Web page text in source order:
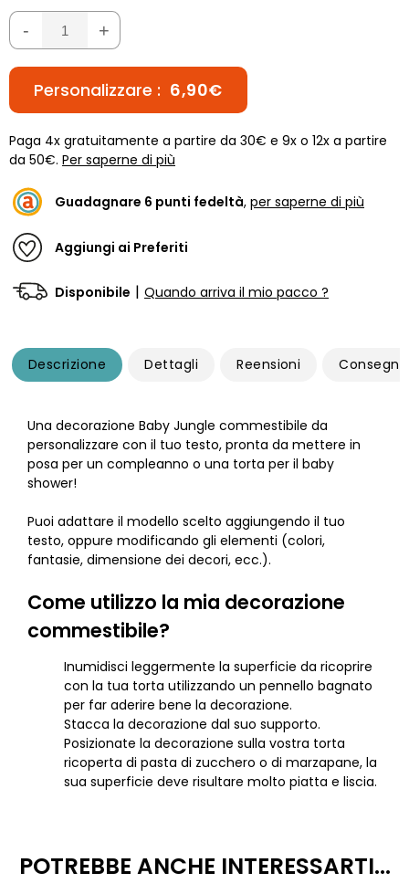
- +
Personalizzare : 6,90€
Paga 4x gratuitamente a partire da 30€ e 9x o 12x a partire
da 50€. Per saperne di più
Guadagnare 6 punti fedeltà, per saperne di più
Aggiungi ai Preferiti
Disponibile | Quando arriva il mio pacco ?
Descrizione Dettagli Reensioni Consegna
Una decorazione Baby Jungle commestibile da
personalizzare con il tuo testo, pronta da mettere in
posa per un compleanno o una torta per il baby
shower!
Puoi adattare il modello scelto aggiungendo il tuo
testo, oppure modificando gli elementi (colori,
fantasie, dimensione dei decori, ecc.).
Come utilizzo la mia decorazione
commestibile?
Inumidisci leggermente la superficie da ricoprire
con la tua torta utilizzando un pennello bagnato
per far aderire bene la decorazione.
Stacca la decorazione dal suo supporto.
Posizionate la decorazione sulla vostra torta
ricoperta di pasta di zucchero o di marzapane, la
sua superficie deve risultare molto piatta e liscia.
POTREBBE ANCHE INTERESSARTI...